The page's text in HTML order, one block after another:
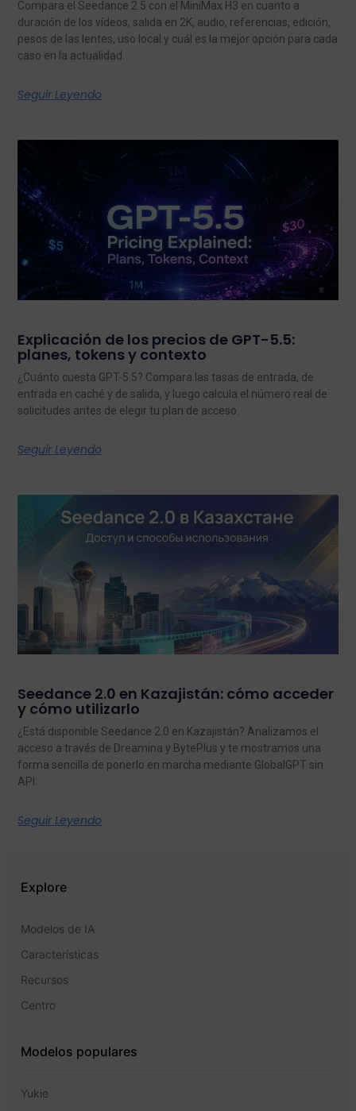
Compara el Seedance 2.5 con el MiniMax H3 en cuanto a
duración de los vídeos, salida en 2K, audio, referencias, edición,
pesos de las lentes, uso local y cuál es la mejor opción para cada
caso en la actualidad.
Seguir Leyendo
Explicación de los precios de GPT-5.5:
planes, tokens y contexto
¿Cuánto cuesta GPT-5.5? Compara las tasas de entrada, de
entrada en caché y de salida, y luego calcula el número real de
solicitudes antes de elegir tu plan de acceso.
Seguir Leyendo
Seedance 2.0 en Kazajistán: cómo acceder
y cómo utilizarlo
¿Está disponible Seedance 2.0 en Kazajistán? Analizamos el
acceso a través de Dreamina y BytePlus y te mostramos una
forma sencilla de ponerlo en marcha mediante GlobalGPT sin
API.
Seguir Leyendo
Explore
Modelos de IA
Características
Recursos
Centro
Modelos populares
Yukie